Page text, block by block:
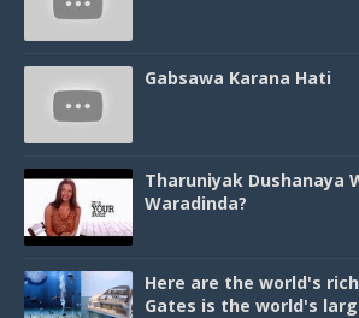
Gabsawa Karana Hati
Tharuniyak Dushanaya
Waradinda?
Here are the world's
Gates is the world's